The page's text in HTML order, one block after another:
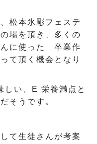
松本氷彫フェステ
場を頂き、多くの
んに使った 卒業作
て頂く機会となり
しい、E 栄養満点と
そうです。
て生徒さんが考案